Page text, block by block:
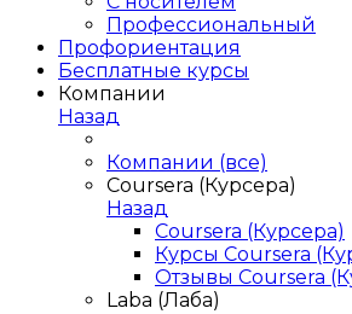
Профессиональный
Профориентация
Бесплатные курсы
Компании
Назад
Компании (все)
Coursera (Курсера)
Назад
Coursera (Курсера)
Курсы Coursera
Отзывы Coursera
Laba (Лаба)